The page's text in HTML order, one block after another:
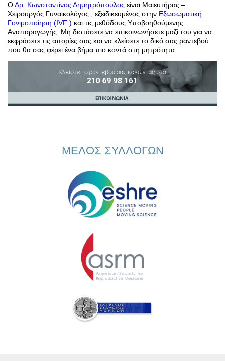
ΟΔρ. Κωνσταντίνος Δημητρόπουλος είναι Μαιευτήρας –
Χειρουργός Γυναικολόγος , εξειδικευμένος στην Εξωσωματική
Γονιμοποίηση (IVF ) και τις μεθόδους Υποβοηθούμενης
Αναπαραγωγής. Μη διστάσετε να επικοινωνήσετε μαζί του για να
εκφράσετε τις απορίες σας και να κλείσετε το δικό σας ραντεβού
που θα σας φέρει ένα βήμα πιο κοντά στη μητρότητα.
ΜΕΛΟΣ ΣΥΛΛΟΓΩΝ